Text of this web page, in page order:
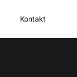
Kontakt